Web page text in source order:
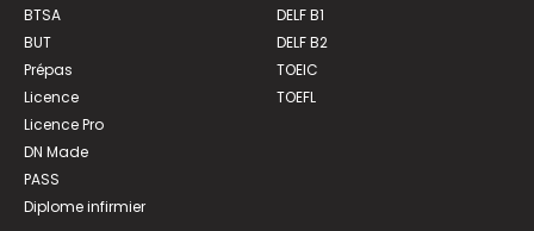
BTSA
BUT
Prépas
Licence
Licence Pro
DN Made
PASS
Diplome infirmier
DELF B1
DELF B2
TOEIC
TOEFL